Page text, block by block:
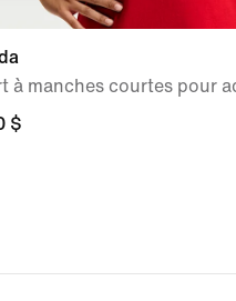
à manches courtes pour
$
$